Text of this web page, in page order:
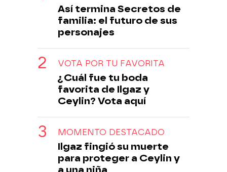
Así termina Secretos de
familia: el futuro de sus
personajes
VOTA POR TU FAVORITA
¿Cuál fue tu boda
favorita de Ilgaz y
Ceylin? Vota aquí
MOMENTO DESTACADO
Ilgaz fingió su muerte
para proteger a Ceylin y
a una niña